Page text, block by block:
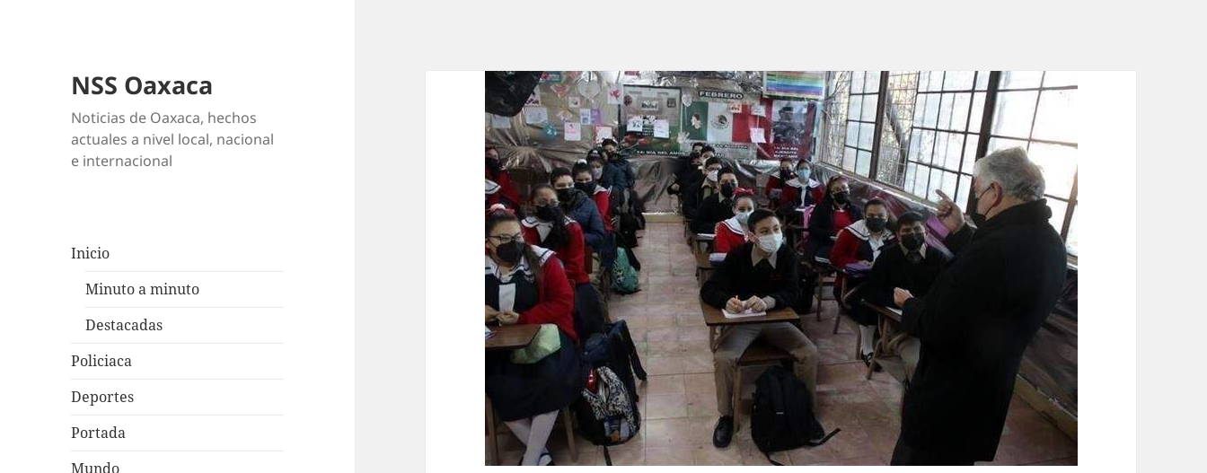
NSS Oaxaca
Noticias de Oaxaca, hechos
actuales a nivel local, nacional
e internacional
Inicio
Minuto a minuto
Destacadas
Policiaca
Deportes
Portada
Mundo